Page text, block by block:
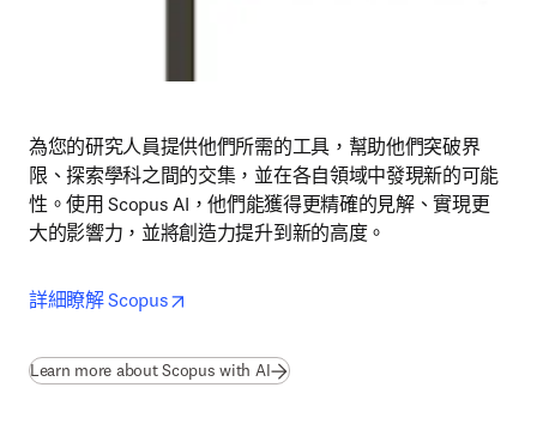
為您的研究人員提供他們所需的工具，幫助他們突破界
限、探索學科之間的交集，並在各自領域中發現新的可能
性。使用 Scopus AI，他們能獲得更精確的見解、實現更
大的影響力，並將創造力提升到新的高度。
詳細瞭解 Scopus
Learn more about Scopus with AI